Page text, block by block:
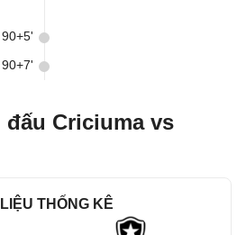
90+5'
90+7'
Criciuma vs
THỐNG KÊ